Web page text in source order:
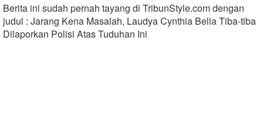
Berita ini sudah pernah tayang di TribunStyle.com dengan
judul : Jarang Kena Masalah, Laudya Cynthia Bella Tiba-tiba
Dilaporkan Polisi Atas Tuduhan Ini